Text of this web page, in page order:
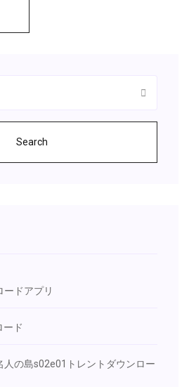
Search
ードアプリ
ード
人の島s02e01トレントダウンロー